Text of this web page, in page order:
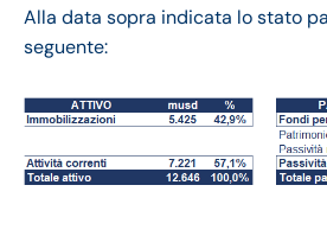
Alla data sopra indicata lo stato
seguente: